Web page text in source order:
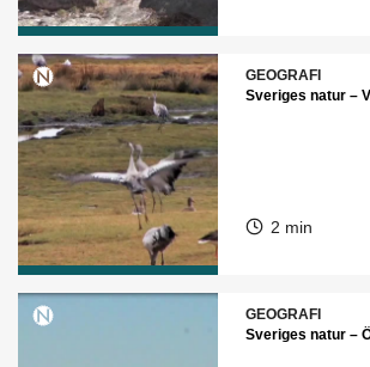
GEOGRAFI
Sveriges natur –
2 min
GEOGRAFI
Sveriges natur –